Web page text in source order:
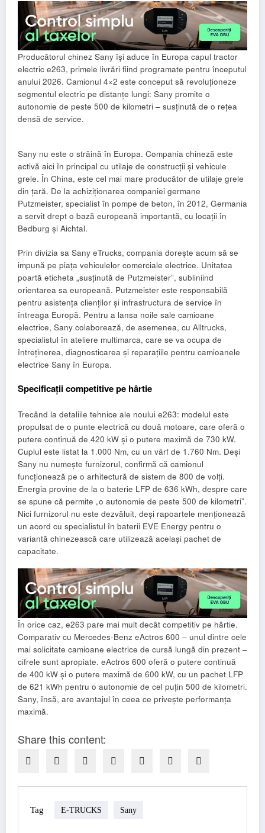
Producătorul chinez Sany își aduce în Europa capul tractor
electric e263, primele livrări fiind programate pentru începutul
anului 2026. Camionul 4×2 este conceput să revoluționeze
segmentul electric pe distanțe lungi: Sany promite o
autonomie de peste 500 de kilometri – susținută de o rețea
densă de service.
Sany nu este o străină în Europa. Compania chineză este
activă aici în principal cu utilaje de construcții și vehicule
grele. În China, este cel mai mare producător de utilaje grele
din țară. De la achiziționarea companiei germane
Putzmeister, specialist în pompe de beton, în 2012, Germania
a servit drept o bază europeană importantă, cu locații în
Bedburg și Aichtal.
Prin divizia sa Sany eTrucks, compania dorește acum să se
impună pe piața vehiculelor comerciale electrice. Unitatea
poartă eticheta „susținută de Putzmeister”, subliniind
orientarea sa europeană. Putzmeister este responsabilă
pentru asistența clienților și infrastructura de service în
întreaga Europă. Pentru a lansa noile sale camioane
electrice, Sany colaborează, de asemenea, cu Alltrucks,
specialistul în ateliere multimarca, care se va ocupa de
întreținerea, diagnosticarea și reparațiile pentru camioanele
electrice Sany în Europa.
Specificații competitive pe hârtie
Trecând la detaliile tehnice ale noului e263: modelul este
propulsat de o punte electrică cu două motoare, care oferă o
putere continuă de 420 kW și o putere maximă de 730 kW.
Cuplul este listat la 1.000 Nm, cu un vârf de 1.760 Nm. Deși
Sany nu numește furnizorul, confirmă că camionul
funcționează pe o arhitectură de sistem de 800 de volți.
Energia provine de la o baterie LFP de 636 kWh, despre care
se spune că permite „o autonomie de peste 500 de kilometri”.
Nici furnizorul nu este dezvăluit, deși rapoartele menționează
un acord cu specialistul în baterii EVE Energy pentru o
variantă chinezească care utilizează același pachet de
capacitate.
În orice caz, e263 pare mai mult decât competitiv pe hârtie.
Comparativ cu Mercedes-Benz eActros 600 – unul dintre cele
mai solicitate camioane electrice de cursă lungă din prezent –
​​cifrele sunt apropiate. eActros 600 oferă o putere continuă
de 400 kW și o putere maximă de 600 kW, cu un pachet LFP
de 621 kWh pentru o autonomie de cel puțin 500 de kilometri.
Sany, însă, are avantajul în ceea ce privește performanța
maximă.
Share this content:
Tag E-TRUCKS Sany